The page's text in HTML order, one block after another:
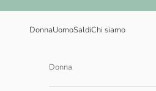
DonnaUomoSaldiChi siamo
Donna